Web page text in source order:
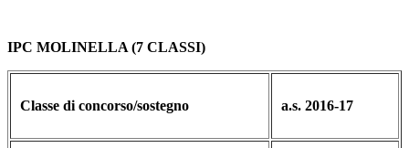
IPC MOLINELLA (7 CLASSI)
Classe di concorso/sostegno a.s. 2016-17